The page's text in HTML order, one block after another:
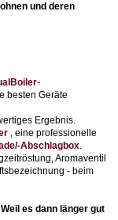
und deren
-
besten Geräte
Ergebnis.
, eine professionelle
Abschlagbox
Aromaventil
- beim
es dann länger gut